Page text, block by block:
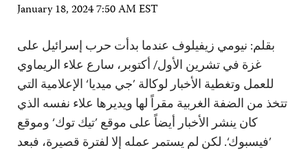
January 18, 2024 7:50 AM EST
بقلم: نيومي زيفيلوف عندما بدأت حرب إسرائيل على
غزة في تشرين الأول/ أكتوبر، سارع علاء الريماوي
للعمل وتغطية الأخبار لوكالة ’جي ميديا‘ الإعلامية التي
تتخذ من الضفة الغربية مقراً لها ويديرها علاء نفسه الذي
كان ينشر الأخبار أيضاً على موقع ’تيك توك‘ وموقع
’فيسبوك‘. لكن لم يستمر عمله إلا لفترة قصيرة، فبعد